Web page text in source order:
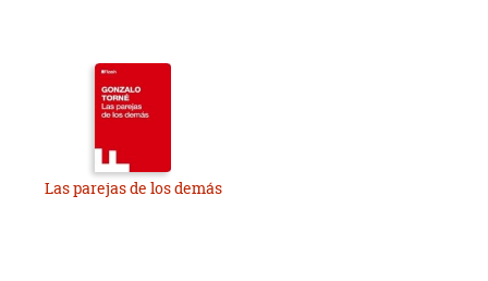
Las parejas de los demás